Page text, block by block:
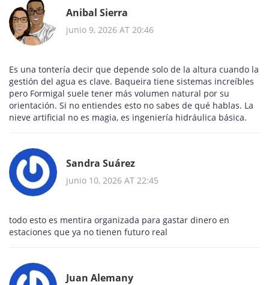
Anibal Sierra
junio 9, 2026 AT 20:46
Es una tontería decir que depende solo de la altura cuando la
gestión del agua es clave. Baqueira tiene sistemas increíbles
pero Formigal suele tener más volumen natural por su
orientación. Si no entiendes esto no sabes de qué hablas. La
nieve artificial no es magia, es ingeniería hidráulica básica.
Sandra Suárez
junio 10, 2026 AT 22:45
todo esto es mentira organizada para gastar dinero en
estaciones que ya no tienen futuro real
Juan Alemany